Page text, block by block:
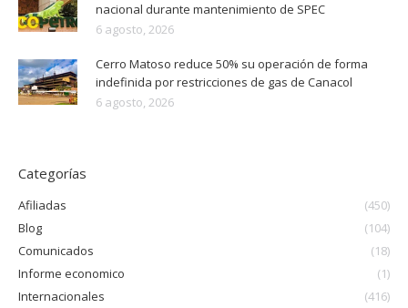
nacional durante mantenimiento de SPEC
6 agosto, 2026
Cerro Matoso reduce 50% su operación de forma
indefinida por restricciones de gas de Canacol
6 agosto, 2026
Categorías
Afiliadas
(450)
Blog
(104)
Comunicados
(18)
Informe economico
(1)
Internacionales
(416)